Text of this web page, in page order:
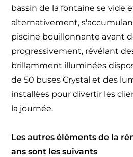
bassin de la fontaine se vide
alternativement,
piscine bouillonnante avant
progressivement, révélant
brillamment illuminées
de 50 buses Crystal et des
installées pour divertir les
la journée.
Les autres éléments de la
ans sont les suivants